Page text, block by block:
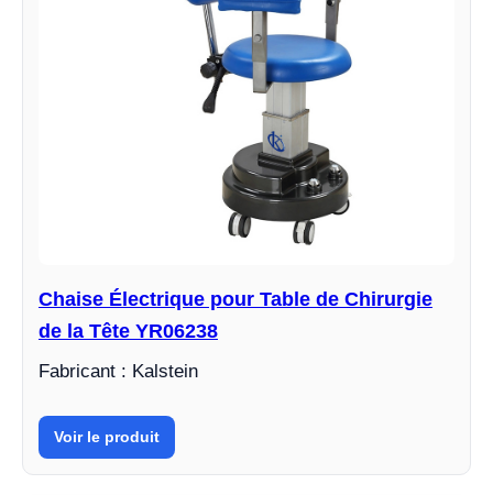
Chaise Électrique pour Table de Chirurgie
de la Tête YR06238
Fabricant : Kalstein
Voir le produit